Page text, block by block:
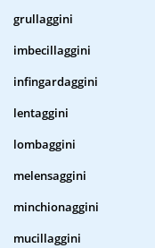
grullaggini
imbecillaggini
infingardaggini
lentaggini
lombaggini
melensaggini
minchionaggini
mucillaggini